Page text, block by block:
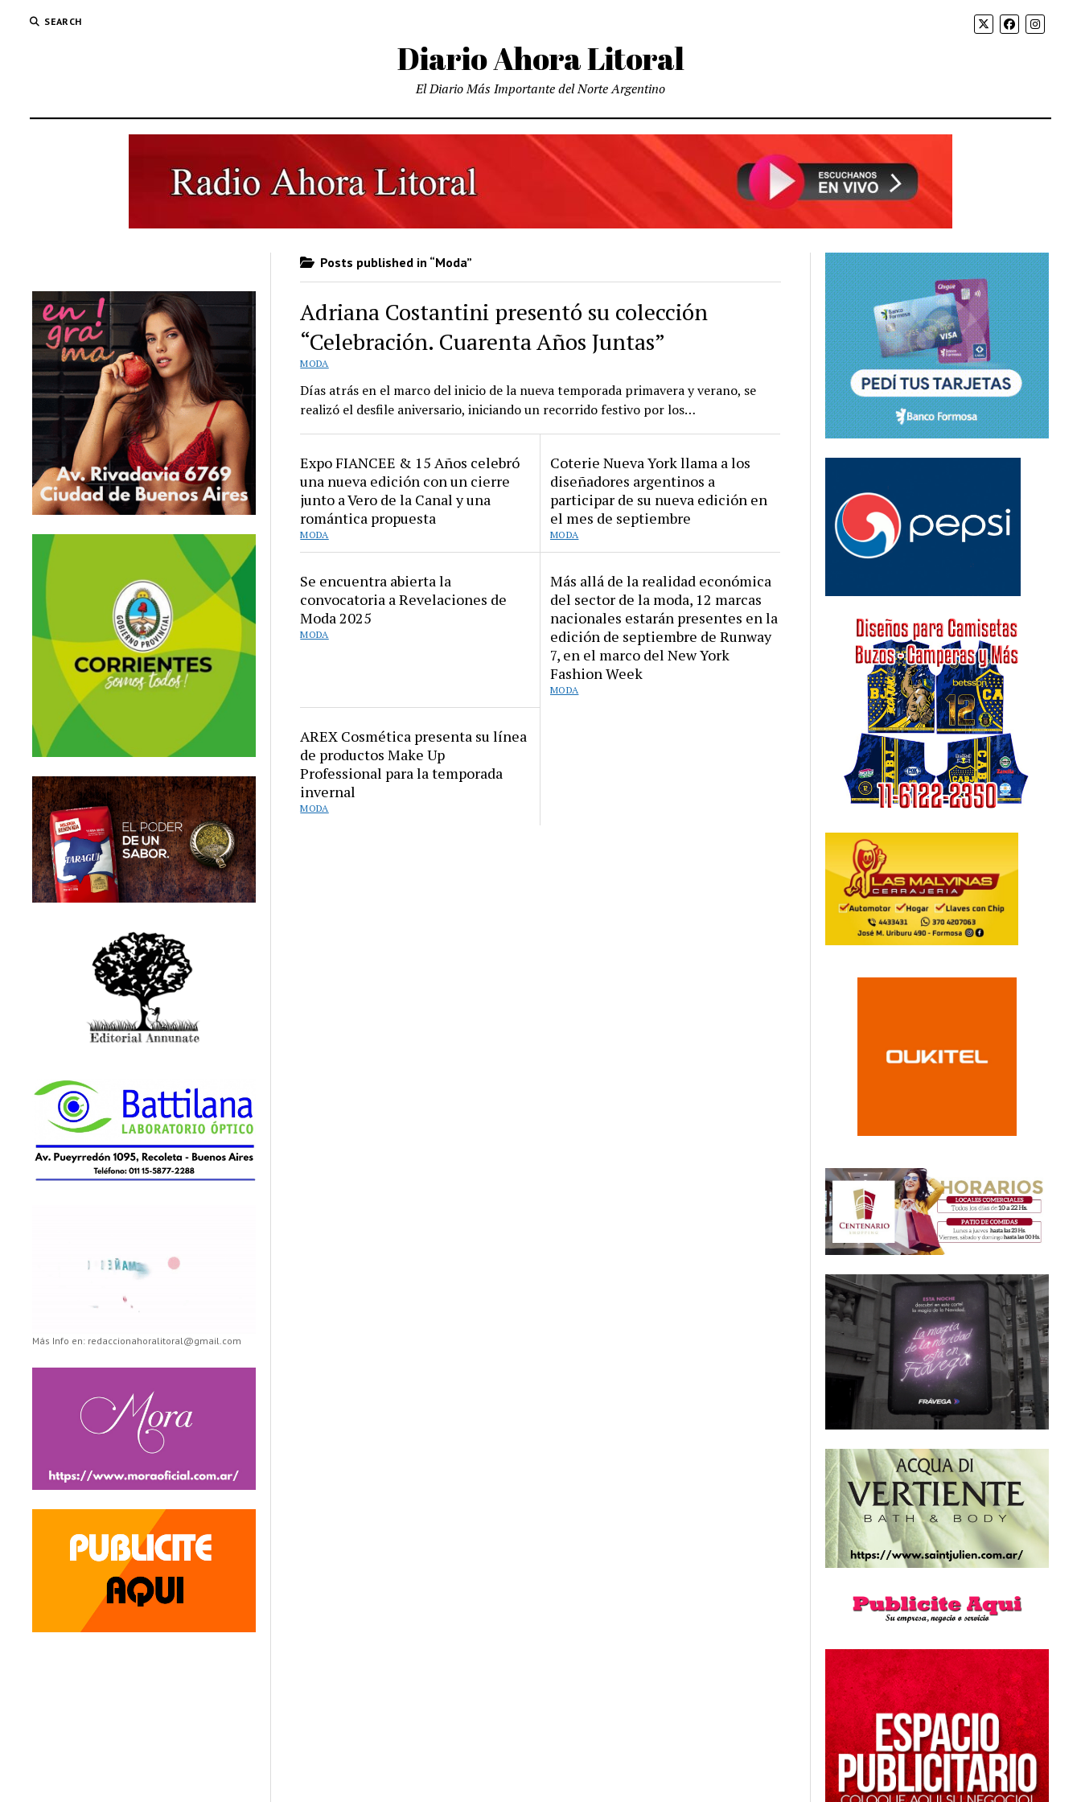
SEARCH
Diario Ahora Litoral
El Diario Más Importante del Norte Argentino
Más Info en: redaccionahoralitoral@gmail.com
Posts published in “Moda”
Adriana Costantini presentó su colección
“Celebración. Cuarenta Años Juntas”
MODA
Días atrás en el marco del inicio de la nueva temporada primavera y verano, se
realizó el desfile aniversario, iniciando un recorrido festivo por los…
Expo FIANCEE & 15 Años celebró
una nueva edición con un cierre
junto a Vero de la Canal y una
romántica propuesta
MODA
Coterie Nueva York llama a los
diseñadores argentinos a
participar de su nueva edición en
el mes de septiembre
MODA
Se encuentra abierta la
convocatoria a Revelaciones de
Moda 2025
MODA
Más allá de la realidad económica
del sector de la moda, 12 marcas
nacionales estarán presentes en la
edición de septiembre de Runway
7, en el marco del New York
Fashion Week
MODA
AREX Cosmética presenta su línea
de productos Make Up
Professional para la temporada
invernal
MODA